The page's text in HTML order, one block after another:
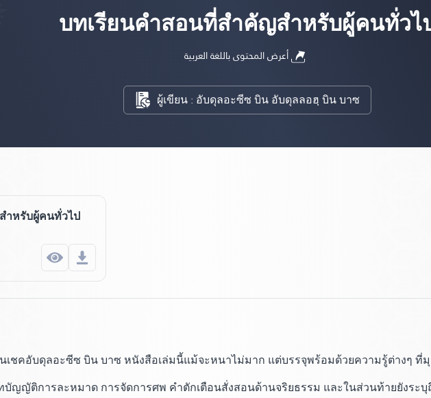
บทเรียนคำสอนที่สำคัญสำหรับผู้คนทั่วไ
ผู้เขียน : อับดุลอะซีซ บิน อับดุลลอฮฺ บิน บาซ
หรับผู้คนทั่วไป
ชคอับดุลอะซีซ บิน บาซ หนังสือเล่มนี้แม้จะหนาไม่มาก แต่บรรจุพร้อมด้วยความรู้ต่างๆ ที่
บัญญัติการละหมาด การจัดการศพ คำตักเตือนสั่งสอนด้านจริยธรรม และในส่วนท้ายยังระ